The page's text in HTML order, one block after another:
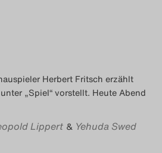
Herbert Fritsch erzählt
„Spiel“ vorstellt. Heute Abend
Lippert & Yehuda Swed